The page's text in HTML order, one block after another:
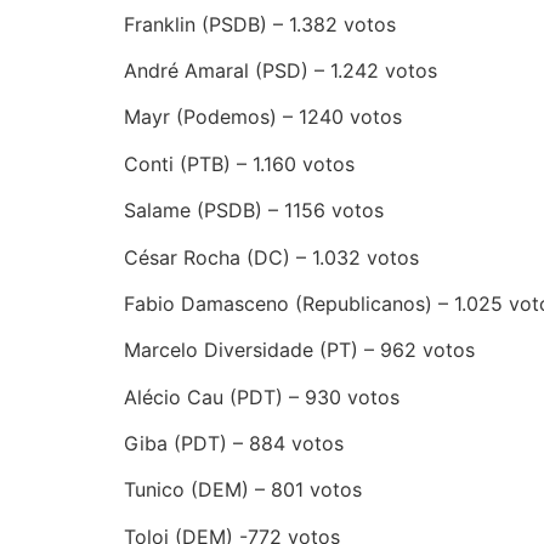
Franklin (PSDB) – 1.382 votos
André Amaral (PSD) – 1.242 votos
Mayr (Podemos) – 1240 votos
Conti (PTB) – 1.160 votos
Salame (PSDB) – 1156 votos
César Rocha (DC) – 1.032 votos
Fabio Damasceno (Republicanos) – 1.025
Marcelo Diversidade (PT) – 962 votos
Alécio Cau (PDT) – 930 votos
Giba (PDT) – 884 votos
Tunico (DEM) – 801 votos
Toloi (DEM) -772 votos